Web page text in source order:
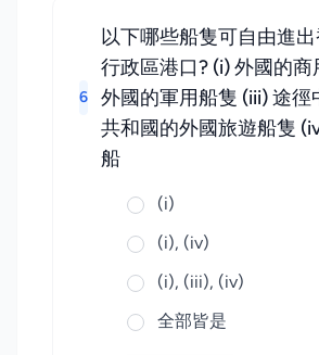
6
以下哪些船隻可自由進出
行政區港口? (i) 外國的商
外國的軍用船隻 (iii) 途徑
共和國的外國旅遊船隻
船
(i)
(i), (iv)
(i), (iii), (iv)
全部皆是